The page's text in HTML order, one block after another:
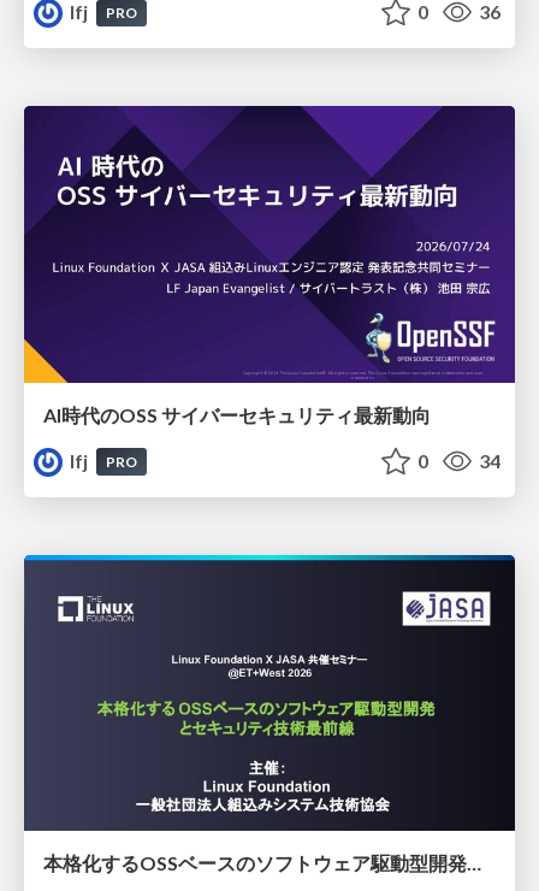
lfj
PRO 0 36
AI時代のOSS サイバーセキュリティ最新動向
lfj
PRO 0 34
本格化するOSSベースのソフトウェア駆動型開発とセキュリティ技術最前線​